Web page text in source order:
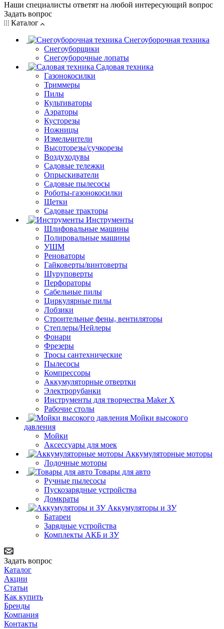
Наши специалисты ответят на любой интересующий вопрос
Задать вопрос
Каталог
Снегоуборочная техника
Снегоуборщики
Снегоуборочные лопаты
Садовая техника
Газонокосилки
Триммеры
Пилы
Культиваторы
Аэраторы
Кусторезы
Ножницы
Измельчители
Высоторезы/сучкорезы
Воздуходувы
Садовые тележки
Опрыскиватели
Садовые пылесосы
Роботы-газонокосилки
Щетки
Садовые тракторы
Инструменты
Шлифовальные машины
Полировальные машины
УШМ
Реноваторы
Гайковерты/винтоверты
Шуруповерты
Перфораторы
Сабельные пилы
Циркулярные пилы
Лобзики
Строительные фены, вентиляторы
Степлеры/Нейлеры
Фонари
Фрезеры
Тросы сантехнические
Пылесосы
Компрессоры
Аккумуляторные отвертки
Электрорубанки
Инструменты для творчества Maker X
Рабочие столы
Мойки высокого
давления
Мойки
Аксессуары для моек
Аккумуляторные моторы
Лодочные моторы
Товары для авто
Ручные пылесосы
Пускозарядные устройства
Домкраты
Аккумуляторы и ЗУ
Батареи
Зарядные устройства
Комплекты АКБ и ЗУ
Задать вопрос
Каталог
Акции
Статьи
Как купить
Бренды
Компания
Контакты